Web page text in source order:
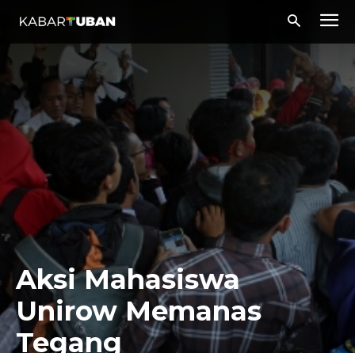
Aksi Mahasiswa
Unirow Memanas
Tegang